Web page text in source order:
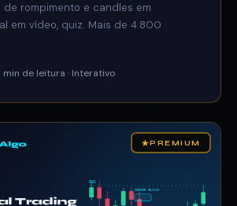
de rompimento e candles em
em vídeo, quiz. Mais de 4.800
min de leitura · Interativo
★PREMIUM